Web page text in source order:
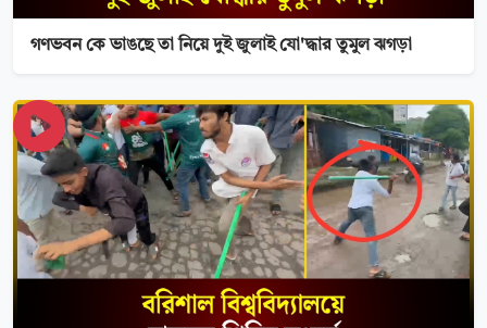
গণভবন কে ভাঙছে তা নিয়ে দুই জুলাই যো'দ্ধার তুমুল ঝগড়া